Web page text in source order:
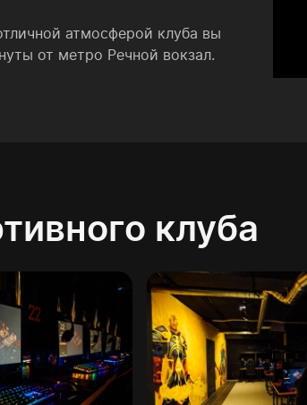
атмосферой клуба вы
от метро Речной вокзал.
клуба